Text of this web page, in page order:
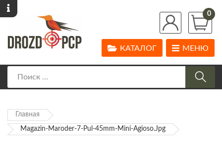
0
МЕНЮ
КАТАЛОГ
Главная
Magazin-Maroder-7-Pul-45mm-Mini-Agioso.jpg